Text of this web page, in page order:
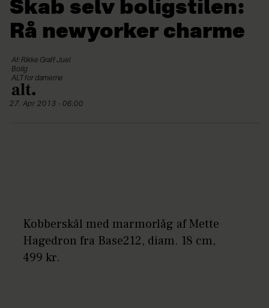
Skab selv boligstilen:
Rå newyorker charme
Af: Rikke Graff Juel
Bolig
ALT for damerne
27. Apr 2013 - 06:00
Kobberskål med marmorlåg af Mette
Hagedron fra Base212, diam. 18 cm,
499 kr.